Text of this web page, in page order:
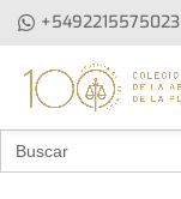
+5492215575023
Buscar: